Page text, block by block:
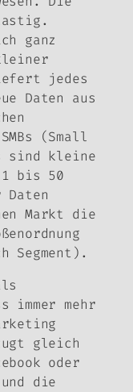
ganz
jedes
Daten aus
(Small
sind kleine
1 bis 50
Markt die
Segment).
immer mehr
gleich
oder
die